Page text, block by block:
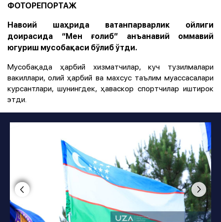
ФОТОРЕПОРТАЖ
Навоий шаҳрида ватанпарварлик ойлиги
доирасида “Мен ғолиб” анъанавий оммавий
югуриш мусобақаси бўлиб ўтди.
Мусобақада ҳарбий хизматчилар, куч тузилмалари
вакиллари, олий ҳарбий ва махсус таълим муассасалари
курсантлари, шунингдек, ҳаваскор спортчилар иштирок
этди.